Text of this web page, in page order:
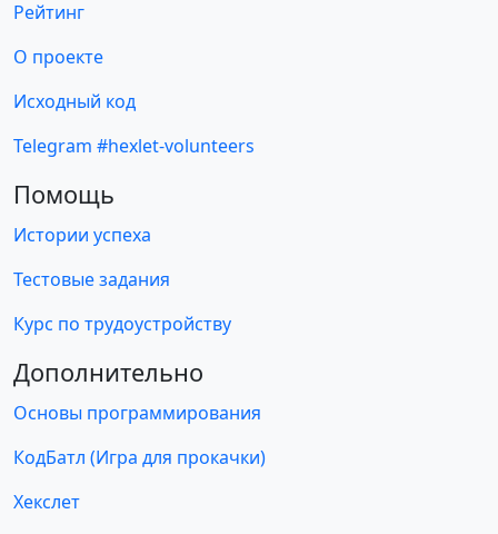
Рейтинг
О проекте
Исходный код
Telegram #hexlet-volunteers
Помощь
Истории успеха
Тестовые задания
Курс по трудоустройству
Дополнительно
Основы программирования
КодБатл (Игра для прокачки)
Хекслет